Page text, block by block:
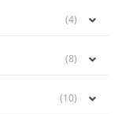
(4)
(8)
(10)